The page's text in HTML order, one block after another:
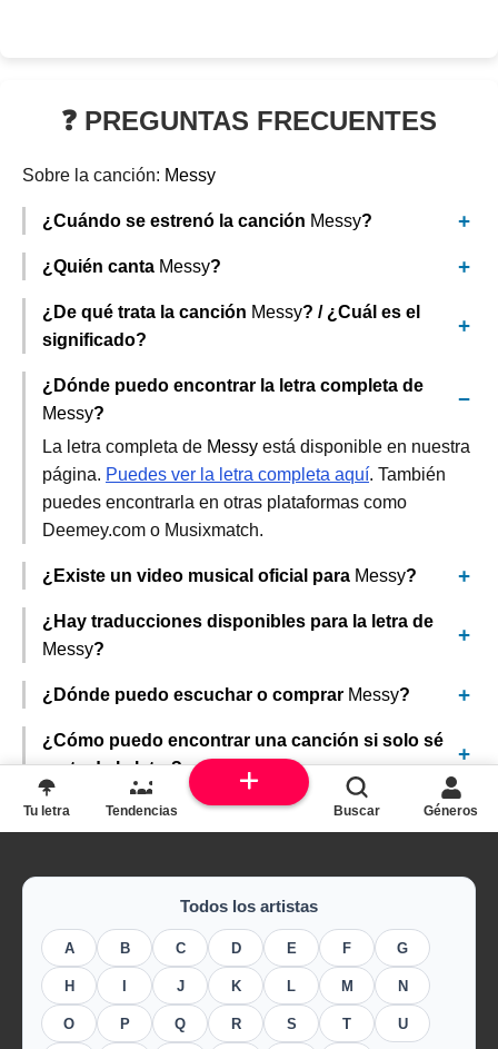
❓ PREGUNTAS FRECUENTES
Sobre la canción: Messy
¿Cuándo se estrenó la canción Messy?
¿Quién canta Messy?
¿De qué trata la canción Messy? / ¿Cuál es el
significado?
¿Dónde puedo encontrar la letra completa de
Messy?
La letra completa de Messy está disponible en nuestra
página. Puedes ver la letra completa aquí. También
puedes encontrarla en otras plataformas como
Deemey.com o Musixmatch.
¿Existe un video musical oficial para Messy?
¿Hay traducciones disponibles para la letra de
Messy?
¿Dónde puedo escuchar o comprar Messy?
¿Cómo puedo encontrar una canción si solo sé
parte de la letra?
Todos los artistas
A B C D E F G
H J K L M N
O P Q R S T U
Tu letra Tendencias Buscar Géneros